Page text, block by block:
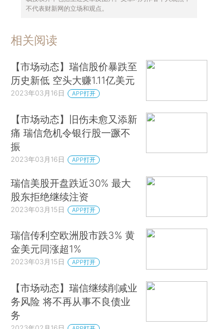
不代表财新网的立场和观点。
相关阅读
【市场动态】瑞信股价暴跌至
历史新低 空头大赚1.11亿美元
2023年03月16日 APP打开
【市场动态】旧伤未愈又添新
痛 瑞信危机令银行股一蹶不
振
2023年03月16日 APP打开
瑞信美股开盘跌近30% 最大
股东拒绝继续注资
2023年03月15日 APP打开
瑞信传利空欧洲股市跌3% 黄
金美元同涨超1%
2023年03月15日 APP打开
【市场动态】瑞信继续削减业
务风险 将不再从事不良债业
务